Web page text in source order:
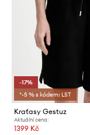
-17%
*-5 % s kódem: LST
Kraťasy Gestuz
Aktuální cena:
1399 Kč